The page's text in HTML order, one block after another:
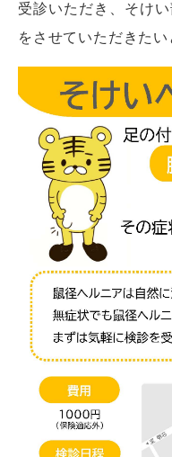
受診いただき、そけ
をさせていただきたい